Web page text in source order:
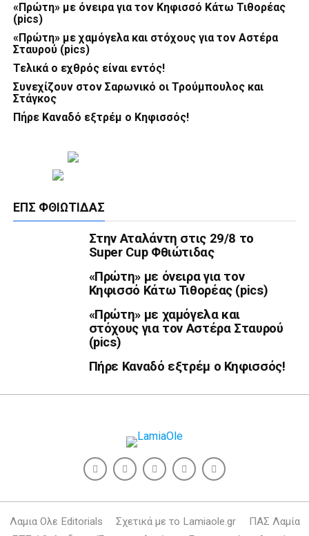
«Πρώτη» με όνειρα για τον Κηφισσό Κάτω Τιθορέας
(pics)
«Πρώτη» με χαμόγελα και στόχους για τον Αστέρα
Σταυρού (pics)
Τελικά ο εχθρός είναι εντός!
Συνεχίζουν στον Σαρωνικό οι Τρούμπουλος και
Στάγκος
Πήρε Καναδό εξτρέμ ο Κηφισσός!
ΕΠΣ ΦΘΙΏΤΙΔΑΣ
Στην Αταλάντη στις 29/8 το
Super Cup Φθιώτιδας
«Πρώτη» με όνειρα για τον
Κηφισσό Κάτω Τιθορέας (pics)
«Πρώτη» με χαμόγελα και
στόχους για τον Αστέρα Σταυρού
(pics)
Πήρε Καναδό εξτρέμ ο Κηφισσός!
Λαμια Ολε Editorials Σχετικά με το Lamiaole.gr
ΠΑΣ Λαμία